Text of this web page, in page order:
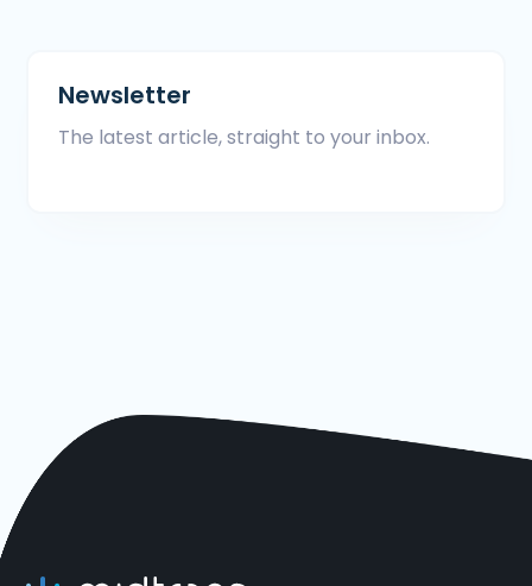
Newsletter
The latest article, straight to your inbox.